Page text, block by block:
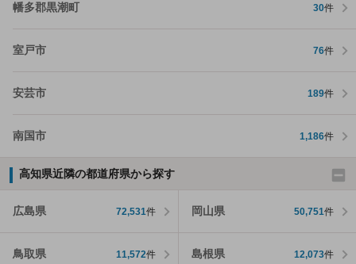
幡多郡黒潮町 30件
室戸市 76件
安芸市 189件
南国市 1,186件
高知県近隣の都道府県から探す
広島県 72,531件 岡山県 50,751件
鳥取県 11,572件 島根県 12,073件